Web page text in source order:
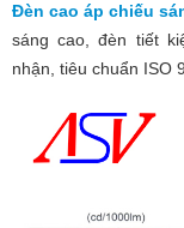
Đèn cao áp chiếu
sáng cao, đèn tiết
nhận, tiêu chuẩn ISO